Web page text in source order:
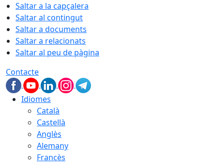
Saltar a la capçalera
Saltar al contingut
Saltar a documents
Saltar a relacionats
Saltar al peu de pàgina
Contacte
Idiomes
Català
Castellà
Anglès
Alemany
Francès